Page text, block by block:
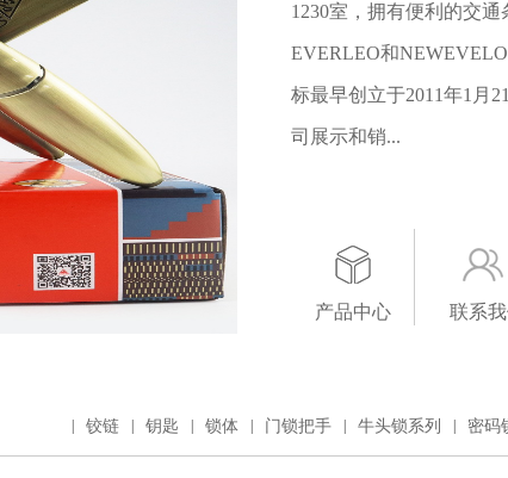
1230室，拥有便利的交
EVERLEO和
标最早创立于2011年1月
司展示和销...
产品中心 联系
密码
牛头锁系列
门锁把手
锁体
钥匙
铰链